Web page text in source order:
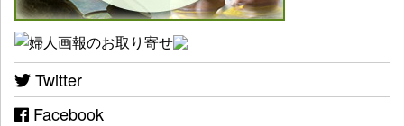
Twitter
Facebook